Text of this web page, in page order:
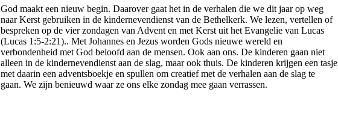
God maakt een nieuw begin. Daarover gaat het in de verhalen die we dit jaar op weg
naar Kerst gebruiken in de kindernevendienst van de Bethelkerk. We lezen, vertellen of
bespreken op de vier zondagen van Advent en met Kerst uit het Evangelie van Lucas
(Lucas 1:5-2:21).. Met Johannes en Jezus worden Gods nieuwe wereld en
verbondenheid met God beloofd aan de mensen. Ook aan ons. De kinderen gaan niet
alleen in de kindernevendienst aan de slag, maar ook thuis. De kinderen krijgen een tasje
met daarin een adventsboekje en spullen om creatief met de verhalen aan de slag te
gaan. We zijn benieuwd waar ze ons elke zondag mee gaan verrassen.